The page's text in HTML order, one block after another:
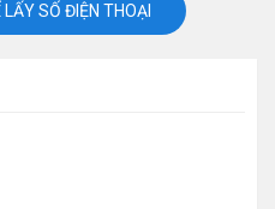
SỐ ĐIỆN THOẠI